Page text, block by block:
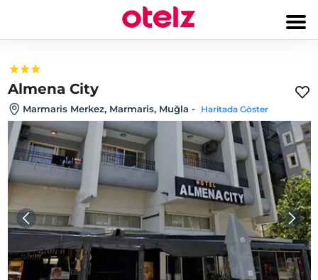
Almena City
Marmaris Merkez, Marmaris, Muğla - Haritada Göster